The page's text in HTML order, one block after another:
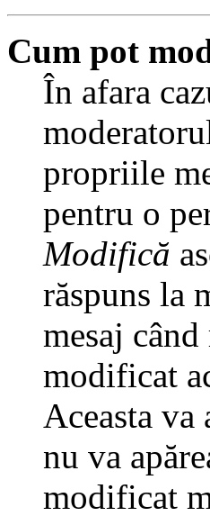
Cum pot
În afara
propriile
pentru o
Modifică
răspuns la
mesaj
modificat
Aceasta va
nu va
modificat